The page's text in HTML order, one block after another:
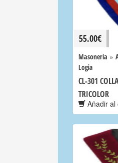
55.00€
Masoneria »
Logia
CL-301
TRICOLOR
Añadir al